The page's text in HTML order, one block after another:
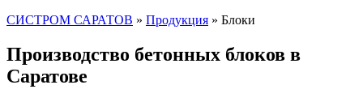
СИСТРОМ САРАТОВ » Продукция » Блоки
Производство бетонных блоков в
Саратове